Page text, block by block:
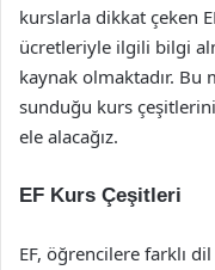
kurslarla dikkat çeken
ücretleriyle ilgili bilgi
kaynak olmaktadır. Bu
sunduğu kurs
ele alacağız.
EF Kurs Çeşitleri
EF, öğrencilere farklı